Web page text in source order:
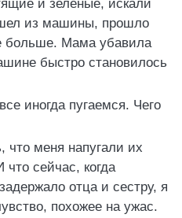
и зеленые, искали
из машины, прошло
больше. Мама убавила
быстро становилось
иногда пугаемся. Чего
что меня напугали их
сейчас, когда
отца и сестру, я
похожее на ужас.